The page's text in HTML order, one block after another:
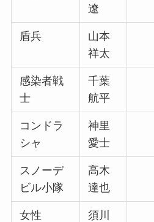
遼
盾兵
山本
祥太
感染者戦
士
千葉
航平
コンドラ
シャ
神里
愛士
スノーデ
ビル小隊
高木
達也
女性
須川